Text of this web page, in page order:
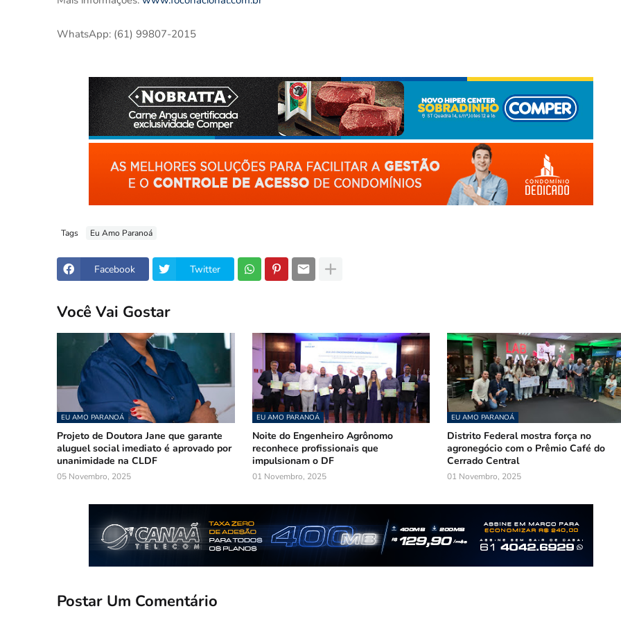
WhatsApp: (61) 99807-2015
Tags Eu Amo Paranoá
Facebook Twitter
Você Vai Gostar
EU AMO PARANOÁ
Projeto de Doutora Jane que garante
aluguel social imediato é aprovado por
unanimidade na CLDF
05 Novembro, 2025
EU AMO PARANOÁ
Noite do Engenheiro Agrônomo
reconhece profissionais que
impulsionam o DF
01 Novembro, 2025
EU AMO PARANOÁ
Distrito Federal mostra força no
agronegócio com o Prêmio Café do
Cerrado Central
01 Novembro, 2025
Postar Um Comentário